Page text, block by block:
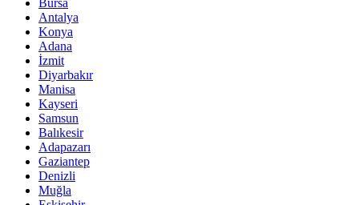
Antalya
Konya
Adana
İzmit
Diyarbakır
Manisa
Kayseri
Samsun
Balıkesir
Adapazarı
Gaziantep
Denizli
Muğla